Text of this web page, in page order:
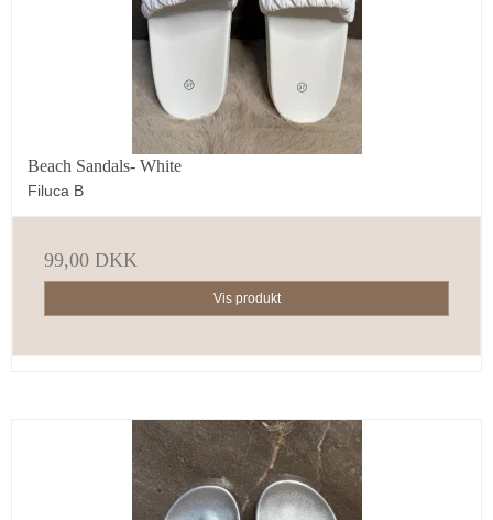
Beach Sandals- White
Filuca B
99,00 DKK
Vis produkt